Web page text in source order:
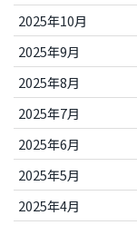
2025年10月
2025年9月
2025年8月
2025年7月
2025年6月
2025年5月
2025年4月